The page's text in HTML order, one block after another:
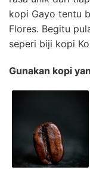
kopi Gayo tentu
Flores. Begitu
seperi biji kopi
Gunakan kopi